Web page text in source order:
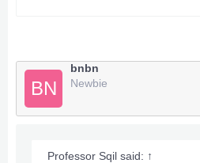
Anything wrong PM.
BN
bnbn
Newbie
Professor Sqil said: ↑